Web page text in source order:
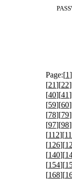
Page:[1
[21][22
[40][41
[59][60
[78][79
[97][98
[112][
[126][
[140][
[154][
[168][